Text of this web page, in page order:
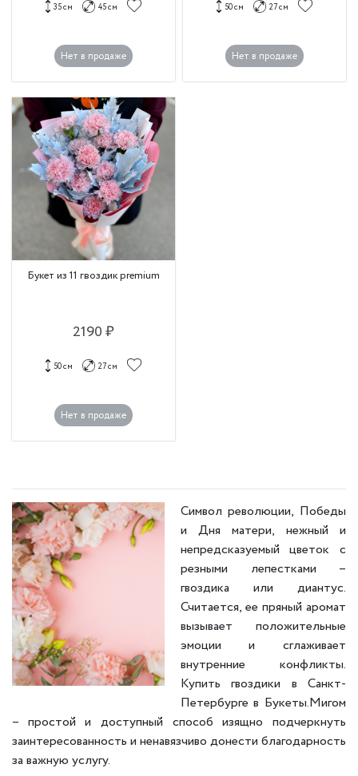
35 см 45 см
Нет в продаже
50 см 27 см
Нет в продаже
Букет из 11 гвоздик premium
2190 ₽
50 см 27 см
Нет в продаже
Символ революции, Победы
и Дня матери, нежный и
непредсказуемый цветок с
резными лепестками –
гвоздика или диантус.
Считается, ее пряный аромат
вызывает положительные
эмоции и сглаживает
внутренние конфликты.
Купить гвоздики в Санкт-
Петербурге в Букеты.Мигом
– простой и доступный способ изящно подчеркнуть
заинтересованность и ненавязчиво донести благодарность
за важную услугу.